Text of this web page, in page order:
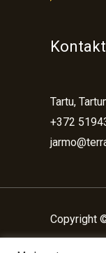
Kontakt
Tartu,
+372
Copyright